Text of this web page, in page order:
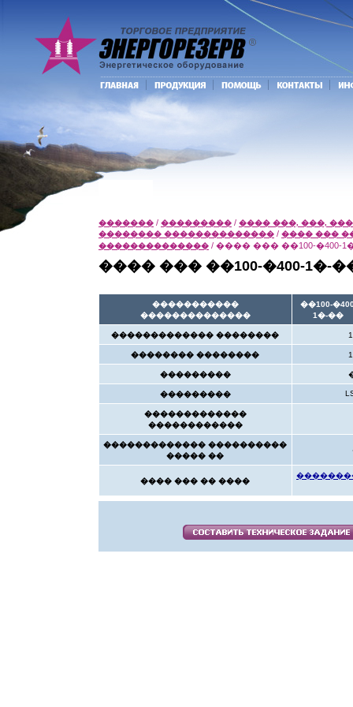
������� / ��������� / ���� ���, ���,
�������� �������������� / ���� ���
�������������� / ���� ��� ��100-�400-
���� ��� ��100-�400-1�-
�����������
��������������
��100-
1�-��
������������� ��������
�������� ��������
���������
���������
�������������
������������
������������� ����������
����� ��
���� ��� �� ����